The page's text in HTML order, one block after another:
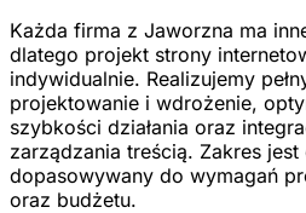
Każda firma z Jaworzna ma
dlatego projekt strony
indywidualnie. Realizujemy
projektowanie i wdrożenie,
szybkości działania oraz
zarządzania treścią. Zakres jest
dopasowywany do wymagań
oraz budżetu.